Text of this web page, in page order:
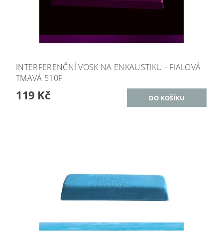
INTERFERENČNÍ VOSK NA ENKAUSTIKU - FIALOVÁ
TMAVÁ 510F
119 Kč